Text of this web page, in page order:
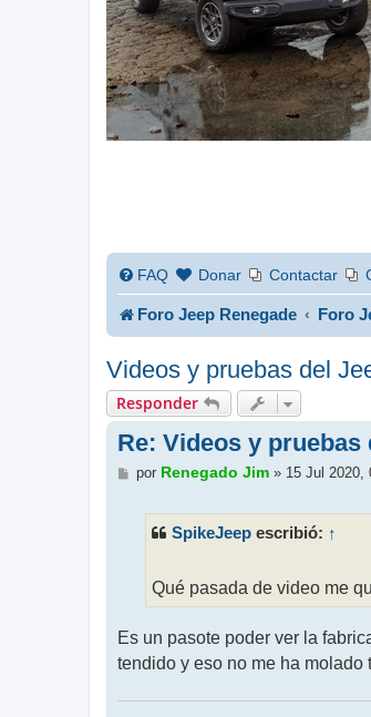
FAQ Donar Contactar
Foro Jeep Renegade Foro
Videos y pruebas del
Responder
Re: Videos y
M
por Renegado Jim» 15 Jul 2020,
SpikeJeep escribió: ↑
Qué pasada de video me
Es un pasote poder ver la
tendido y eso no me ha molado